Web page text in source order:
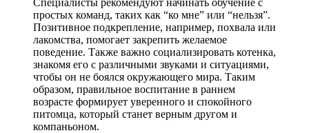
простых команд, таких как “ко мне” или “нельзя”.
Позитивное подкрепление, например, похвала или
лакомства, помогает закрепить желаемое
поведение. Также важно социализировать котенка,
знакомя его с различными звуками и ситуациями,
чтобы он не боялся окружающего мира. Таким
образом, правильное воспитание в раннем
возрасте формирует уверенного и спокойного
питомца, который станет верным другом и
компаньоном.